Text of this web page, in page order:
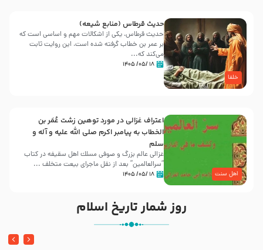
خلفا
حدیث قرطاس (منابع شیعه)
حدیث قرطاس، یکی از اشکالات مهم و اساسی است که
بر عمر بن خطاب گرفته شده است، این روایت ثابت
می‌کند که...
۱۸ /۰۵/ ۱۴۰۵
اهل سنت
اعتراف غزالی در مورد توهین زشت عُمَر بن
الخطاب به پیامبر اکرم صلی الله علیه و آله و
سلم
غزالی عالم بزرگ و صوفی مسلك اهل سقيفه در کتاب
“سرالعالمین” بعد از نقل ماجرای بیعت متخلف ...
۱۸ /۰۵/ ۱۴۰۵
روز شمار تاریخ اسلام